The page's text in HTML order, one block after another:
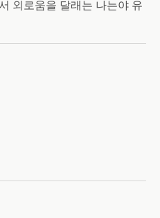
외로움을 달래는 나는야 유